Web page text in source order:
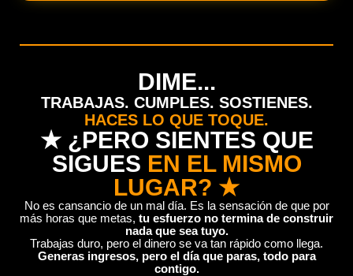
DIME...
TRABAJAS. CUMPLES. SOSTIENES.
HACES LO QUE TOQUE.
★ ¿PERO SIENTES QUE
SIGUES EN EL MISMO
LUGAR? ★
No es cansancio de un mal día. Es la sensación de que por
más horas que metas, tu esfuerzo no termina de construir
nada que sea tuyo.
Trabajas duro, pero el dinero se va tan rápido como llega.
Generas ingresos, pero el día que paras, todo para
contigo.